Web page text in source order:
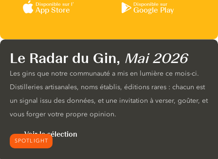
Disponible sur l’
App Store
Disponible sur
Google Play
SPOTLIGHT
Le Radar du Gin, Mai 2026
Les gins que notre communauté a mis en lumière ce mois-ci.
Distilleries artisanales, noms établis, éditions rares : chacun est
un signal issu des données, et une invitation à verser, goûter, et
vous forger votre propre opinion.
Voir la sélection